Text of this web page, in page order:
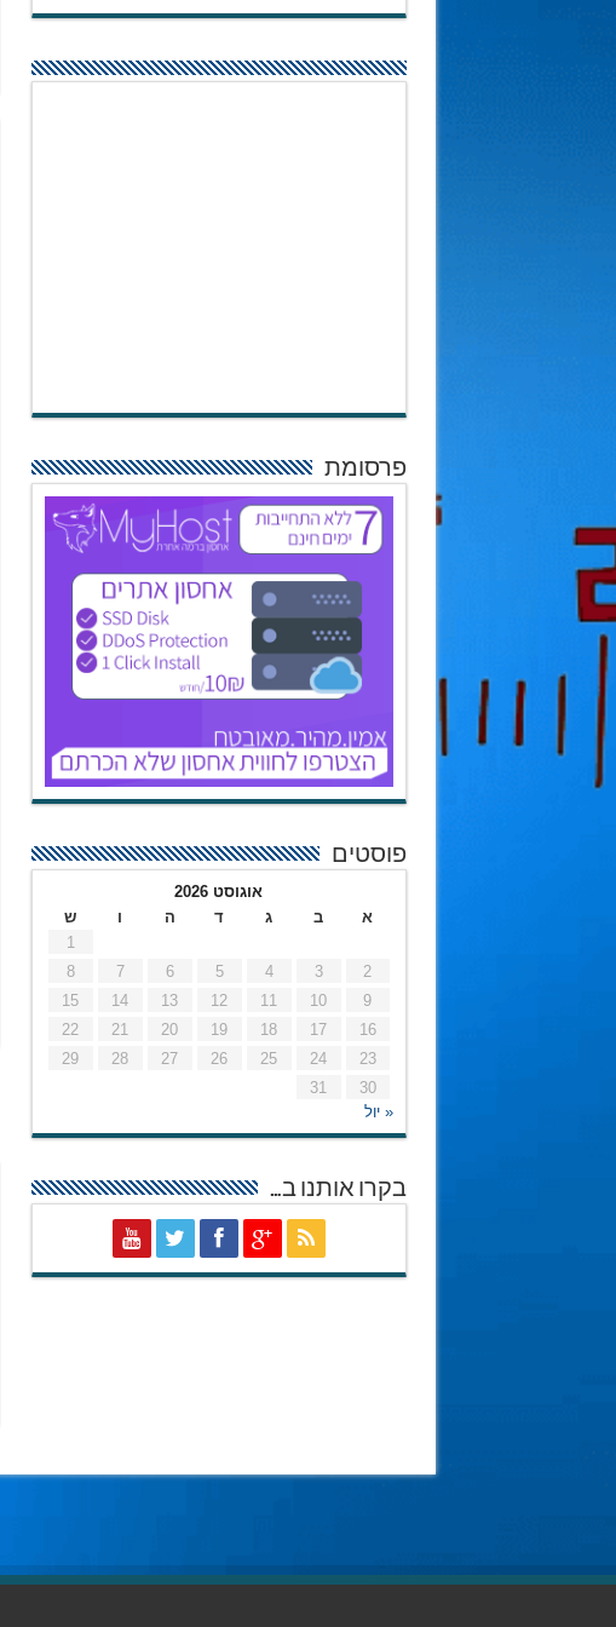
פרסומת
פוסטים
אוגוסט 2026
א
ב ג ד ה ו
ש
1
2
3
4
5
6
7
8
9
10
11
12
13
14
15
16
17
18
19
20
21
22
23
24
25
26
27
28
29
30
31
« יול
בקרו אותנו ב…